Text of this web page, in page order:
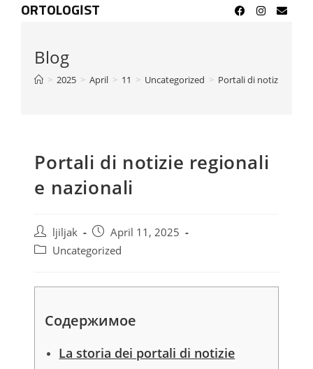
ORTOLOGIST
Blog
> 2025 > April > 11 > Uncategorized > Portali di notizie
Portali di notizie regionali
e nazionali
ljiljak
April 11, 2025
Uncategorized
Содержимое
La storia dei portali di notizie